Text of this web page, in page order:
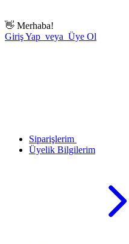
👋 Merhaba!
Giriş Yap veya Üye Ol
Siparişlerim
Üyelik Bilgilerim